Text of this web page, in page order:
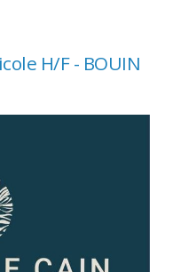
H/F - BOUIN